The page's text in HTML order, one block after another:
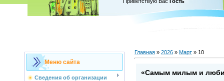
Меню сайта
Сведения об организации
Главная » 2026 » Март » 10
«Самым милым и